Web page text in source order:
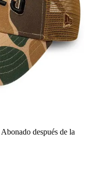
Abonado después de la